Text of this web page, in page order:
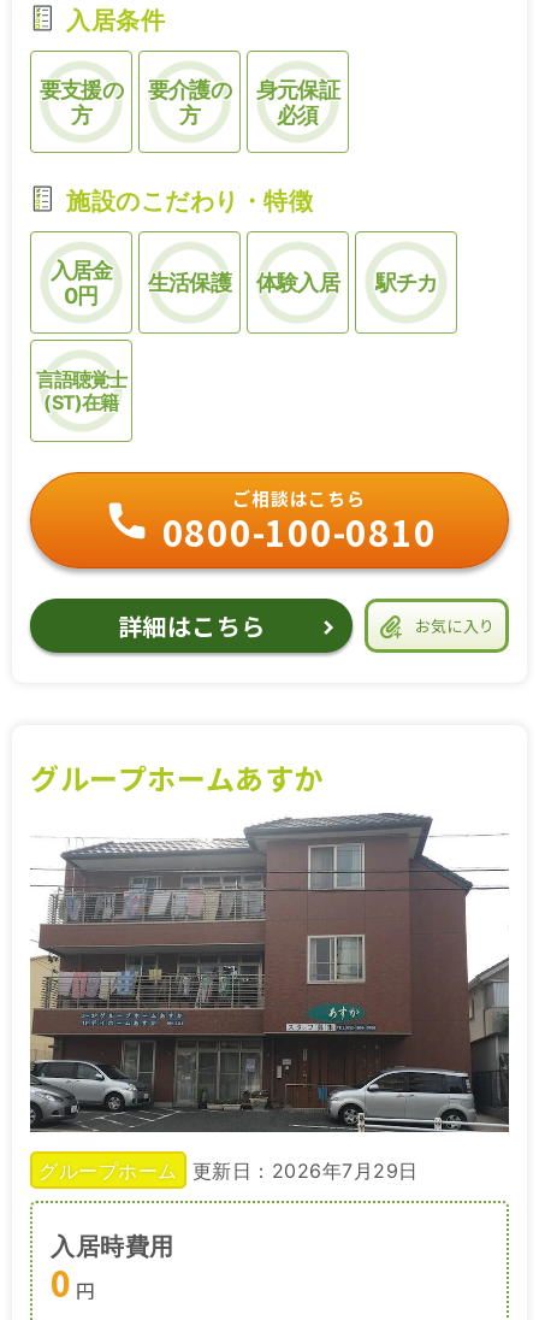
入居条件
要支援の
方
要介護の
方
身元保証
必須
施設のこだわり・特徴
入居金
0円
生活保護 体験入居 駅チカ
言語聴覚士
(ST)在籍
お気に入り
ご相談はこちら
0800-100-0810
詳細はこちら
グループホームあすか
グループホーム 更新日：2026年7月29日
入居時費用
0 円